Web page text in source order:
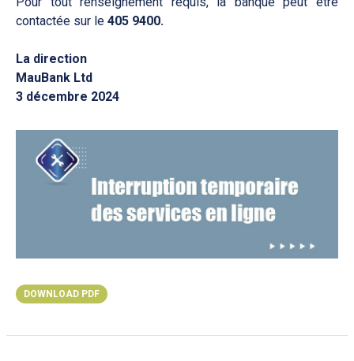
DOWNLOAD PDF
contactée sur le 405 9400.
La direction
MauBank Ltd
3 décembre 2024